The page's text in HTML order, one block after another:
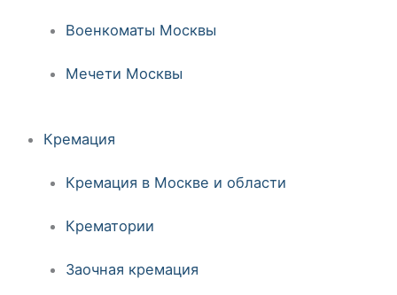
Военкоматы Москвы
Мечети Москвы
Кремация
Кремация в Москве и области
Крематории
Заочная кремация